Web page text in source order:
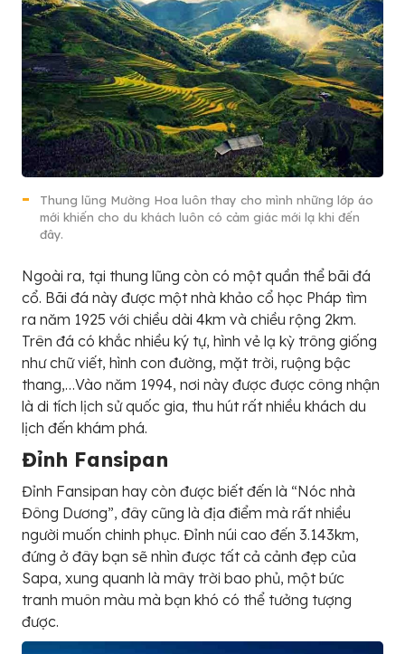
Thung lũng Mường Hoa luôn thay cho mình những lớp áo
mới khiến cho du khách luôn có cảm giác mới lạ khi đến
đây.
Ngoài ra, tại thung lũng còn có một quần thể bãi đá
cổ. Bãi đá này được một nhà khảo cổ học Pháp tìm
ra năm 1925 với chiều dài 4km và chiều rộng 2km.
Trên đá có khắc nhiều ký tự, hình vẻ lạ kỳ trông giống
như chữ viết, hình con đường, mặt trời, ruộng bậc
thang,…Vào năm 1994, nơi này được được công nhận
là di tích lịch sử quốc gia, thu hút rất nhiều khách du
lịch đến khám phá.
Đỉnh Fansipan
Đỉnh Fansipan hay còn được biết đến là “Nóc nhà
Đông Dương”, đây cũng là địa điểm mà rất nhiều
người muốn chinh phục. Đỉnh núi cao đến 3.143km,
đứng ở đây bạn sẽ nhìn được tất cả cảnh đẹp của
Sapa, xung quanh là mây trời bao phủ, một bức
tranh muôn màu mà bạn khó có thể tưởng tượng
được.